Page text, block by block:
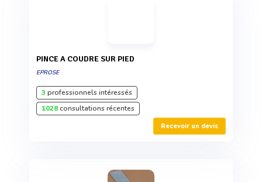
PINCE A COUDRE SUR PIED
EPROSE
3 professionnels intéressés
1028consultations récentes
Recevoir un devis